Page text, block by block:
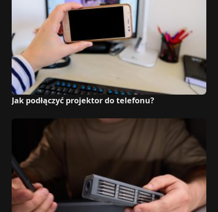
Jak podłączyć projektor do telefonu?